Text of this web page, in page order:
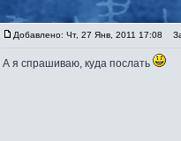
Добавлено: Чт, 27 Янв, 2011 17:08
А я спрашиваю, куда послать